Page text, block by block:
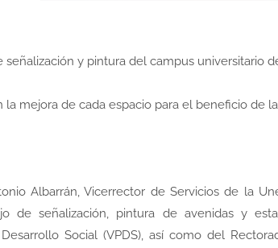
señalización y pintura del campus universitario
mejora de cada espacio para el beneficio de
Albarrán, Vicerrector de Servicios de la
de señalización, pintura de avenidas y
Social (VPDS), así como del